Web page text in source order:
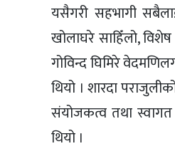
यसैगरी सहभागी
खोलाघरे साहिँलो,
गोविन्द घिमिरे
थियो । शारदा
संयोजकत्व तथा स्वागत
थियो ।